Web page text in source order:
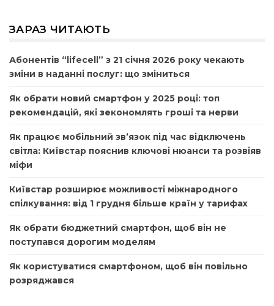
ЗАРАЗ ЧИТАЮТЬ
Абонентів “lifecell” з 21 січня 2026 року чекають
зміни в наданні послуг: що зміниться
Як обрати новий смартфон у 2025 році: топ
рекомендацій, які зекономлять гроші та нерви
Як працює мобільний зв’язок під час відключень
світла: Київстар пояснив ключові нюанси та розвіяв
міфи
Київстар розширює можливості міжнародного
спілкування: від 1 грудня більше країн у тарифах
Як обрати бюджетний смартфон, щоб він не
поступався дорогим моделям
Як користуватися смартфоном, щоб він повільно
розряджався